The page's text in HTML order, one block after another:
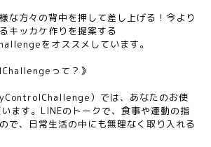
な方々の背中を押して差し上げる！今より
キッカケ作りを提案する
をオススメしています。
って？》
）では、あなたのお使
ます。LINEのトークで、食事や運動の指
で、日常生活の中にも無理なく取り入れる